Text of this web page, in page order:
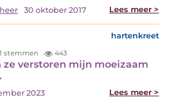
30 oktober 2017 Lees meer >
hartenkreet
stemmen 443
verstoren mijn moeizaam
2023 Lees meer >